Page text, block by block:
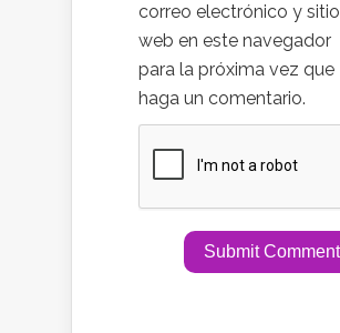
correo electrónico y sitio
web en este navegador
para la próxima vez que
haga un comentario.